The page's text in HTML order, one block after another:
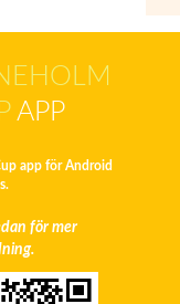
APP
app för Android
för mer